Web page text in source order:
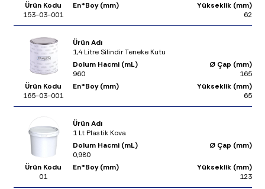
Ürün Kodu
153-03-001
En*Boy (mm)
Yükseklik (mm)
62
Ürün Adı
1,4 Litre Silindir Teneke Kutu
Dolum Hacmi (mL)
960
Ø Çap (mm)
165
Ürün Kodu
165-03-001
En*Boy (mm)
Yükseklik (mm)
65
Ürün Adı
1 Lt Plastik Kova
Dolum Hacmi (mL)
0,980
Ø Çap (mm)
Ürün Kodu
01
En*Boy (mm)
Yükseklik (mm)
123